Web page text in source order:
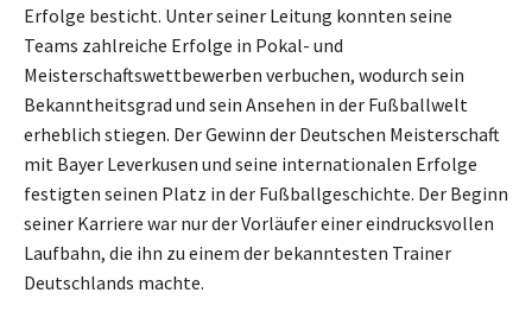
Erfolge besticht. Unter seiner Leitung konnten seine
Teams zahlreiche Erfolge in Pokal- und
Meisterschaftswettbewerben verbuchen, wodurch sein
Bekanntheitsgrad und sein Ansehen in der Fußballwelt
erheblich stiegen. Der Gewinn der Deutschen Meisterschaft
mit Bayer Leverkusen und seine internationalen Erfolge
festigten seinen Platz in der Fußballgeschichte. Der Beginn
seiner Karriere war nur der Vorläufer einer eindrucksvollen
Laufbahn, die ihn zu einem der bekanntesten Trainer
Deutschlands machte.